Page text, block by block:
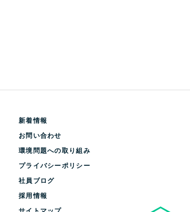
新着情報
お問い合わせ
環境問題への取り組み
プライバシーポリシー
社員ブログ
採用情報